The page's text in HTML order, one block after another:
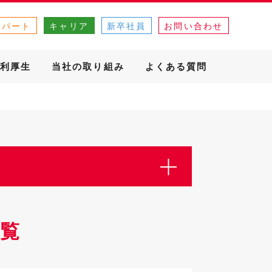
ート キャリア 新卒社員 お問い合わせ
厚生 当社の取り組み よくある質問